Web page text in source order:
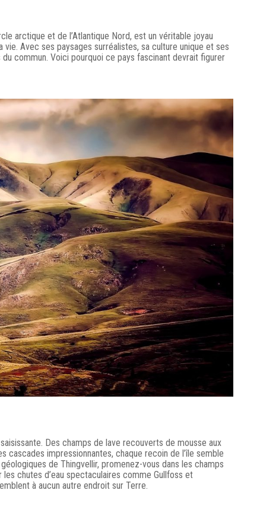
arctique et de l’Atlantique Nord, est un véritable joyau
Avec ses paysages surréalistes, sa culture unique et ses
commun. Voici pourquoi ce pays fascinant devrait figurer
Des champs de lave recouverts de mousse aux
impressionnantes, chaque recoin de l’île semble
de Thingvellir, promenez-vous dans les champs
chutes d’eau spectaculaires comme Gullfoss et
à aucun autre endroit sur Terre.